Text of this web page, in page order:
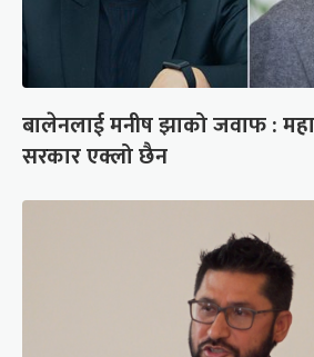
बालेनलाई मनीष झाको जवाफ :
सरकार एक्लो छैन